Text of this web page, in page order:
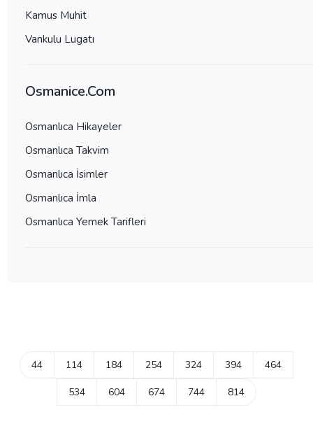
Kamus Muhit
Vankulu Lugatı
Osmanice.Com
Osmanlıca Hikayeler
Osmanlıca Takvim
Osmanlıca İsimler
Osmanlıca İmla
Osmanlıca Yemek Tarifleri
44 114 184 254 324 394 464
534 604 674 744 814